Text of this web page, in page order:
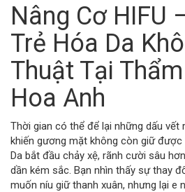
Nâng Cơ HIFU
Trẻ Hóa Da
Thuật Tại
Hoa Anh
Thời gian có thể để lại những dấu vết
khiến gương mặt không còn giữ
Da bắt đầu chảy xệ, rãnh cười sâu
dần kém sắc. Bạn nhìn thấy sự thay
muốn níu giữ thanh xuân, nhưng lại e